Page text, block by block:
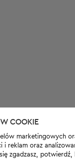
COOKIE
marketingowych
reklam oraz
zgadzasz, potwierdź,